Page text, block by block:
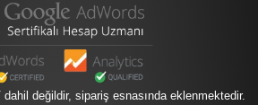
değildir, sipariş esnasında eklenmektedir.